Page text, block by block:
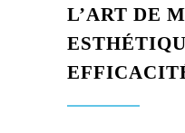
L’ART DE